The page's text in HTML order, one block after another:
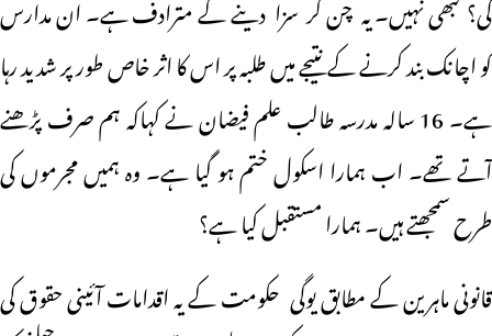
کو اچانک بند کرنے کے نتیجے میں طلبہ پر اس کا اثر خاص طور پر شدید رہا
ہے۔ 16 سالہ مدرسہ طالب علم فیضان نے کہاکہ ہم صرف پڑھنے
آتے تھے۔ اب ہمارا اسکول ختم ہو گیا ہے۔ وہ ہمیں مجرموں کی
طرح سمجھتے ہیں۔ ہمارا مستقبل کیا ہے؟
قانونی ماہرین کے مطابق یوگی حکومت کے یہ اقدامات آئینی حقوق کی